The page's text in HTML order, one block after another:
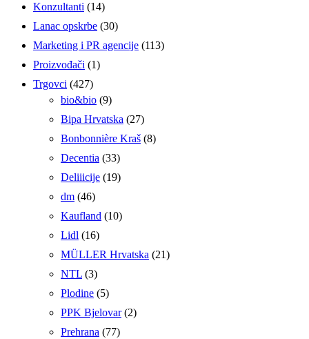
Konzultanti (14)
Lanac opskrbe (30)
Marketing i PR agencije (113)
Proizvođači (1)
Trgovci (427)
bio&bio (9)
Bipa Hrvatska (27)
Bonbonnière Kraš (8)
Decentia (33)
Deliiicije (19)
dm (46)
Kaufland (10)
Lidl (16)
MÜLLER Hrvatska (21)
NTL (3)
Plodine (5)
PPK Bjelovar(2)
Prehrana (77)